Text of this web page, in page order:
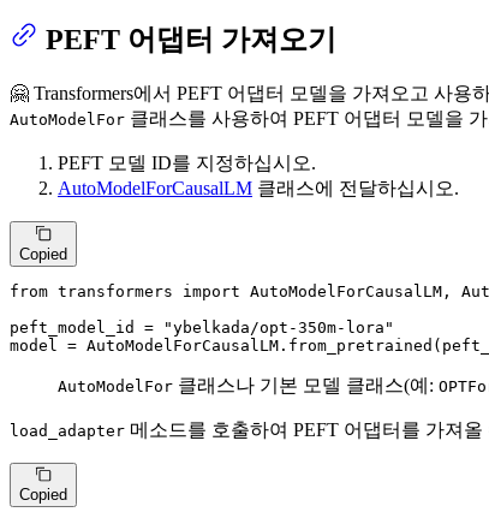
PEFT 어댑터 가져오기
🤗 Transformers에서 PEFT 어댑터 모델을 가져오고 사용
AutoModelFor 클래스를 사용하여 PEFT 어댑터 모델을
PEFT 모델 ID를 지정하십시오.
AutoModelForCausalLM 클래스에 전달하십시오.
Copied
from transformers import AutoModelForCausalLM,
peft_model_id =
"ybelkada/opt-350m-lora"
model =
AutoModelFor 클래스나 기본 모델 클래스(예:
load_adapter 메소드를 호출하여 PEFT 어댑터를 가져올
Copied